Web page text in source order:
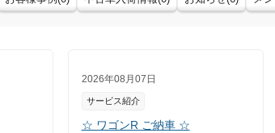
2026年08月07日
サービス紹介
☆ ワゴンR ご納車 ☆